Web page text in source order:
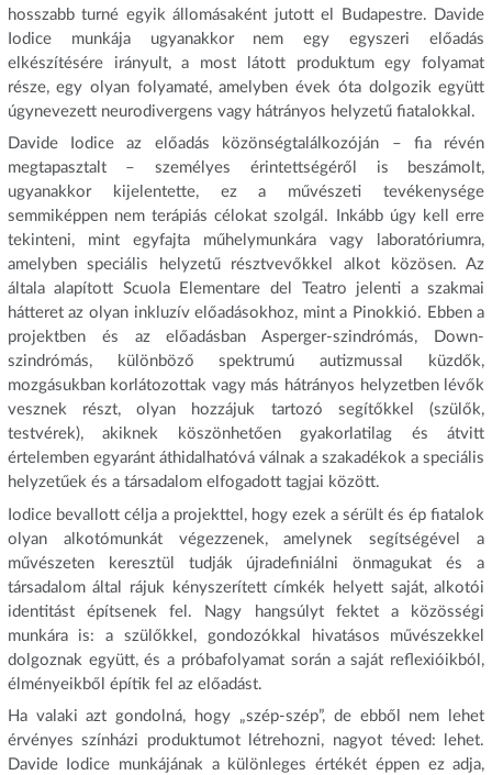
hosszabb turné egyik állomásaként jutott el Budapestre. Davide
Iodice munkája ugyanakkor nem egy egyszeri előadás
elkészítésére irányult, a most látott produktum egy folyamat
része, egy olyan folyamaté, amelyben évek óta dolgozik együtt
úgynevezett neurodivergens vagy hátrányos helyzetű fiatalokkal.
Davide Iodice az előadás közönségtalálkozóján – fia révén
megtapasztalt – személyes érintettségéről is beszámolt,
ugyanakkor kijelentette, ez a művészeti tevékenysége
semmiképpen nem terápiás célokat szolgál. Inkább úgy kell erre
tekinteni, mint egyfajta műhelymunkára vagy laboratóriumra,
amelyben speciális helyzetű résztvevőkkel alkot közösen. Az
általa alapított Scuola Elementare del Teatro jelenti a szakmai
hátteret az olyan inkluzív előadásokhoz, mint a Pinokkió. Ebben a
projektben és az előadásban Asperger-szindrómás, Down-
szindrómás, különböző spektrumú autizmussal küzdők,
mozgásukban korlátozottak vagy más hátrányos helyzetben lévők
vesznek részt, olyan hozzájuk tartozó segítőkkel (szülők,
testvérek), akiknek köszönhetően gyakorlatilag és átvitt
értelemben egyaránt áthidalhatóvá válnak a szakadékok a speciális
helyzetűek és a társadalom elfogadott tagjai között.
Iodice bevallott célja a projekttel, hogy ezek a sérült és ép fiatalok
olyan alkotómunkát végezzenek, amelynek segítségével a
művészeten keresztül tudják újradefiniálni önmagukat és a
társadalom által rájuk kényszerített címkék helyett saját, alkotói
identitást építsenek fel. Nagy hangsúlyt fektet a közösségi
munkára is: a szülőkkel, gondozókkal hivatásos művészekkel
dolgoznak együtt, és a próbafolyamat során a saját reflexióikból,
élményeikből építik fel az előadást.
Ha valaki azt gondolná, hogy „szép-szép”, de ebből nem lehet
érvényes színházi produktumot létrehozni, nagyot téved: lehet.
Davide Iodice munkájának a különleges értékét éppen ez adja,